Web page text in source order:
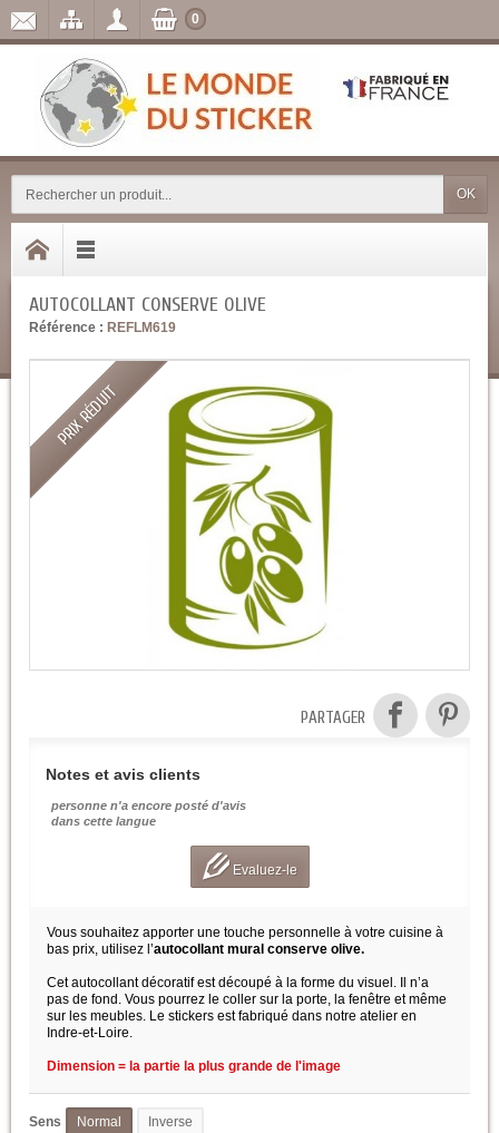
OK
0
AUTOCOLLANT CONSERVE OLIVE
Référence : REFLM619
PRIX RÉDUIT
PARTAGER
Notes et avis clients
personne n'a encore posté d'avis
dans cette langue
Evaluez-le
Vous souhaitez apporter une touche personnelle à votre cuisine à
bas prix, utilisez l’autocollant mural conserve olive.
Cet autocollant décoratif est découpé à la forme du visuel. Il n’a
pas de fond. Vous pourrez le coller sur la porte, la fenêtre et même
sur les meubles. Le stickers est fabriqué dans notre atelier en
Indre-et-Loire.
Dimension = la partie la plus grande de l'image
Sens Normal Inverse